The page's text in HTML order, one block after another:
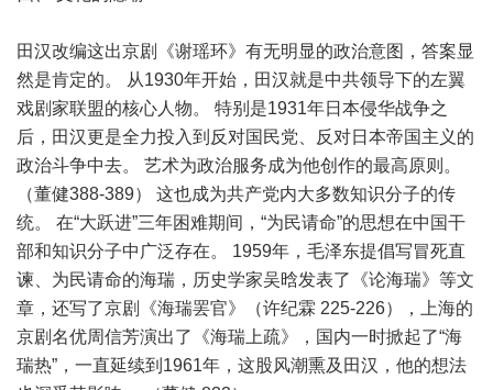
田汉改编这出京剧《谢瑶环》有无明显的政治意图，答案显
然是肯定的。 从1930年开始，田汉就是中共领导下的左翼
戏剧家联盟的核心人物。 特别是1931年日本侵华战争之
后，田汉更是全力投入到反对国民党、反对日本帝国主义的
政治斗争中去。 艺术为政治服务成为他创作的最高原则。
（董健388-389） 这也成为共产党内大多数知识分子的传
统。 在“大跃进”三年困难期间，“为民请命”的思想在中国干
部和知识分子中广泛存在。 1959年，毛泽东提倡写冒死直
谏、为民请命的海瑞，历史学家吴晗发表了《论海瑞》等文
章，还写了京剧《海瑞罢官》（许纪霖 225-226），上海的
京剧名优周信芳演出了《海瑞上疏》，国内一时掀起了“海
瑞热”，一直延续到1961年，这股风潮熏及田汉，他的想法